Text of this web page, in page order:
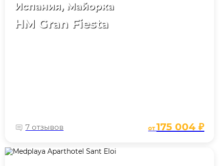
Испания, Майорка
HM Gran Fiesta
7 отзывов от175 004 ₽